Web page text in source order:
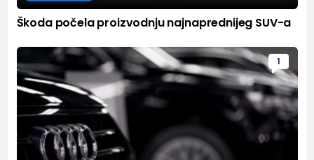
Škoda počela proizvodnju najnaprednijeg SUV-a
1